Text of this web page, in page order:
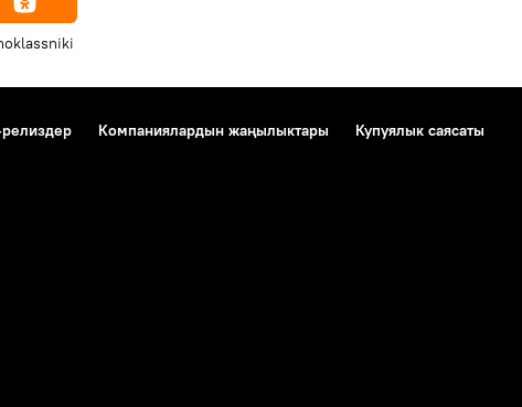
Компаниялардын жаңылыктары
Купуялык саясаты